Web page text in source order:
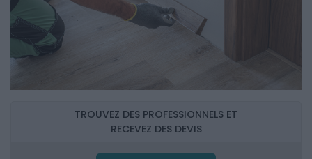
TROUVEZ DES PROFESSIONNELS ET
RECEVEZ DES DEVIS